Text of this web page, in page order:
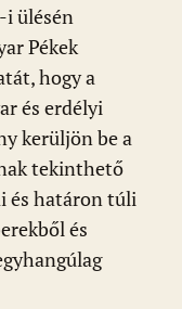
i ülésén
Pékek
hogy a
és erdélyi
kerüljön be a
tekinthető
és határon túli
és